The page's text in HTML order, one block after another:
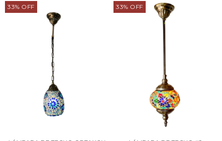
33% OFF 33% OFF